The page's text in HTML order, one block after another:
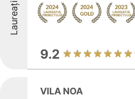
Laureați
9.2
VILA NOA